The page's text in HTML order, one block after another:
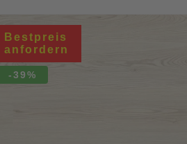
Bestpreis
anfordern
-39%